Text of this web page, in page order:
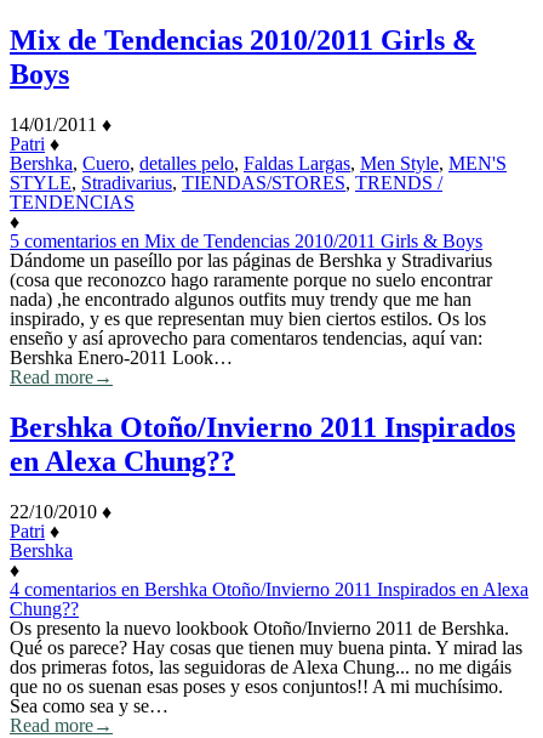
Mix de Tendencias 2010/2011 Girls &
Boys
14/01/2011 ♦
Patri ♦
Bershka, Cuero, detalles pelo, Faldas Largas, Men Style, MEN'S
STYLE, Stradivarius, TIENDAS/STORES, TRENDS /
TENDENCIAS
♦
5 comentarios en Mix de Tendencias 2010/2011 Girls & Boys
Dándome un paseíllo por las páginas de Bershka y Stradivarius
(cosa que reconozco hago raramente porque no suelo encontrar
nada) ,he encontrado algunos outfits muy trendy que me han
inspirado, y es que representan muy bien ciertos estilos. Os los
enseño y así aprovecho para comentaros tendencias, aquí van:
Bershka Enero-2011 Look…
Read more→
Bershka Otoño/Invierno 2011 Inspirados
en Alexa Chung??
22/10/2010 ♦
Patri ♦
Bershka
♦
4 comentarios en Bershka Otoño/Invierno 2011 Inspirados en Alexa
Chung??
Os presento la nuevo lookbook Otoño/Invierno 2011 de Bershka.
Qué os parece? Hay cosas que tienen muy buena pinta. Y mirad las
dos primeras fotos, las seguidoras de Alexa Chung... no me digáis
que no os suenan esas poses y esos conjuntos!! A mi muchísimo.
Sea como sea y se…
Read more→